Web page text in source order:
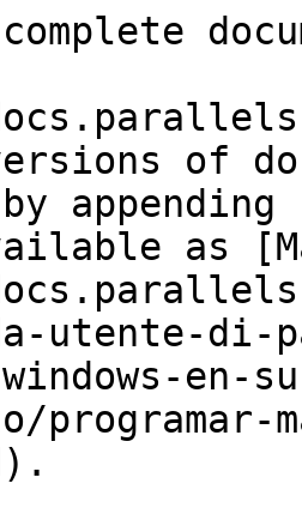
of
as
utente-di-
en-
programar-